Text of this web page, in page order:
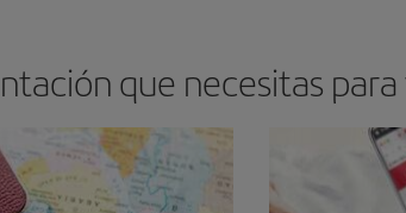
que necesitas